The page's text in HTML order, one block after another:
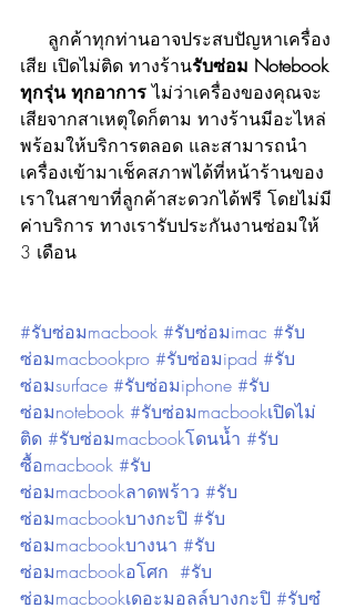
เสีย เปิดไม่ติด ทางร้านรับซ่อม Notebook
ทุกรุ่น ทุกอาการ ไม่ว่าเครื่องของคุณจะ
เสียจากสาเหตุใดก็ตาม ทางร้านมีอะไหล่
พร้อมให้บริการตลอด และสามารถนำ
เครื่องเข้ามาเช็คสภาพได้ที่หน้าร้านของ
เราในสาขาที่ลูกค้าสะดวกได้ฟรี โดยไม่มี
ค่าบริการ ทางเรารับประกันงานซ่อมให้
3 เดือน
#รับซ่อมmacbook #รับซ่อมimac #รับ
ซ่อมmacbookpro #รับซ่อมipad #รับ
ซ่อมsurface #รับซ่อมiphone #รับ
ซ่อมnotebook #รับซ่อมmacbookเปิดไม่
ติด #รับซ่อมmacbookโดนน้ำ #รับ
ซื้อmacbook #รับ
ซ่อมmacbookลาดพร้าว #รับ
ซ่อมmacbookบางกะปิ #รับ
ซ่อมmacbookบางนา #รับ
ซ่อมmacbookอโศก  #รับ
ซ่อมmacbookเดอะมอลล์บางกะปิ #รับซ๋